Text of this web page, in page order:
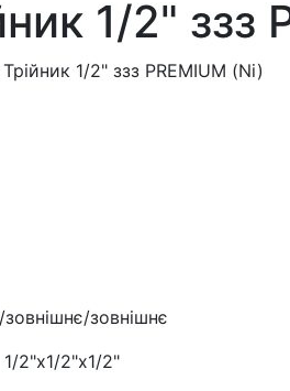
1/2" ззз
1/2" ззз PREMIUM (Ni)
зовнішнє
1/2"х1/2"х1/2"